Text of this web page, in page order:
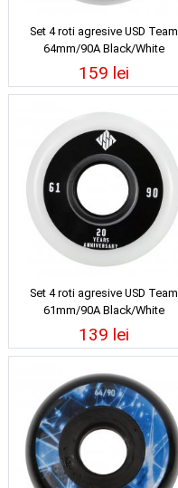
Set 4 roti agresive USD Team
64mm/90A Black/White
159 lei
Set 4 roti agresive USD Team
61mm/90A Black/White
139 lei